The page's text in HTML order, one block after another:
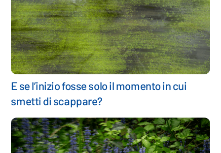
E se l’inizio fosse solo il momento in cui
smetti di scappare?